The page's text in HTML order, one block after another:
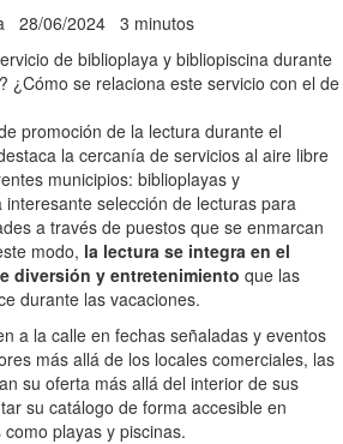
28/06/2024 3 minutos
de biblioplaya y bibliopiscina durante
¿Cómo se relaciona este servicio con el de
promoción de la lectura durante el
la cercanía de servicios al aire libre
municipios: biblioplayas y
selección de lecturas para
a través de puestos que se enmarcan
modo, la lectura se integra en el
diversión y entretenimiento que las
durante las vacaciones.
a la calle en fechas señaladas y eventos
más allá de los locales comerciales, las
su oferta más allá del interior de sus
su catálogo de forma accesible en
playas y piscinas.